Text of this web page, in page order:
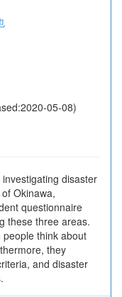
05-08)
disaster
Okinawa,
questionnaire
these three areas.
think about
they
and disaster